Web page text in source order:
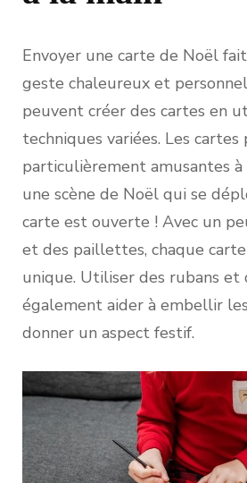
Envoyer une carte de Noël
geste chaleureux et
peuvent créer des cartes en
techniques variées. Les
particulièrement amusantes à
une scène de Noël qui se
carte est ouverte ! Avec un
et des paillettes, chaque
unique. Utiliser des rubans et
également aider à embellir
donner un aspect festif.